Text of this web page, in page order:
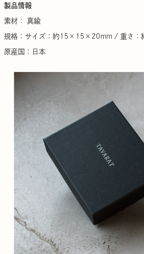
製品情報
素材： 真鍮
規格：サイズ：約15×15×20mm / 重さ：
原産国：日本